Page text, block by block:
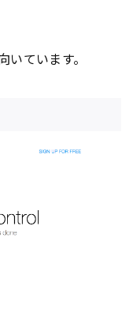
ています。